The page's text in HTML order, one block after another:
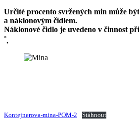
Určité procento svržených min může
a náklonovým čidlem.
Náklonové čidlo je uvedeno v činnost
°.
Kontejnerova-mina-POM-2 Stáhnout